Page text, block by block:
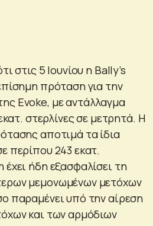
στις 5 Ιουνίου η Bally’s
πρόταση για την
Evoke, με αντάλλαγμα
στερλίνες σε μετρητά. Η
αποτιμά τα ίδια
περίπου 243 εκατ.
ήδη εξασφαλίσει τη
μεμονωμένων μετόχων
παραμένει υπό την αίρεση
και των αρμόδιων